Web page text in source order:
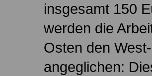
insgesamt 150
werden die
Osten den
angeglichen: